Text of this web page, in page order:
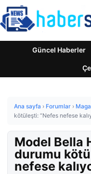
Güncel Haberler
Ana sayfa › Forumlar ›
kötüleşti: “Nefes nefese
Model Bella
durumu
nefese